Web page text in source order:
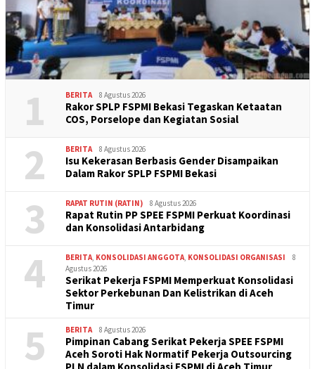
1 BERITA 8 Agustus 2026
Rakor SPLP FSPMI Bekasi Tegaskan Ketaatan
COS, Porselope dan Kegiatan Sosial
2 BERITA 8 Agustus 2026
Isu Kekerasan Berbasis Gender Disampaikan
Dalam Rakor SPLP FSPMI Bekasi
3 RAPAT RUTIN (RATIN) 8 Agustus 2026
Rapat Rutin PP SPEE FSPMI Perkuat Koordinasi
dan Konsolidasi Antarbidang
4 BERITA, KONSOLIDASI ANGGOTA, KONSOLIDASI ORGANISASI
8
Agustus 2026
Serikat Pekerja FSPMI Memperkuat Konsolidasi
Sektor Perkebunan Dan Kelistrikan di Aceh
Timur
5 BERITA 8 Agustus 2026
Pimpinan Cabang Serikat Pekerja SPEE FSPMI
Aceh Soroti Hak Normatif Pekerja Outsourcing